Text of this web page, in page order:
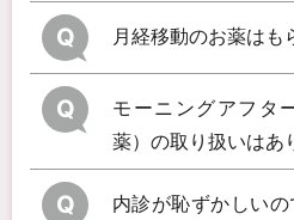
Q 月経移動のお薬はも
Q
モーニングアフタ
薬）の取り扱いはあ
Q
内診が恥ずかしい